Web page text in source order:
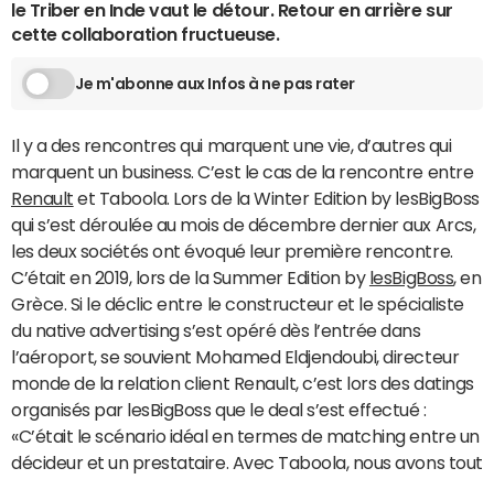
le Triber en Inde vaut le détour. Retour en arrière sur
cette collaboration fructueuse.
Je m'abonne aux Infos à ne pas rater
Il y a des rencontres qui marquent une vie, d’autres qui
marquent un business. C’est le cas de la rencontre entre
Renault et Taboola. Lors de la Winter Edition by lesBigBoss
qui s’est déroulée au mois de décembre dernier aux Arcs,
les deux sociétés ont évoqué leur première rencontre.
C’était en 2019, lors de la Summer Edition by lesBigBoss, en
Grèce. Si le déclic entre le constructeur et le spécialiste
du native advertising s’est opéré dès l’entrée dans
l’aéroport, se souvient Mohamed Eldjendoubi, directeur
monde de la relation client Renault, c’est lors des datings
organisés par lesBigBoss que le deal s’est effectué :
«C’était le scénario idéal en termes de matching entre un
décideur et un prestataire. Avec Taboola, nous avons tout